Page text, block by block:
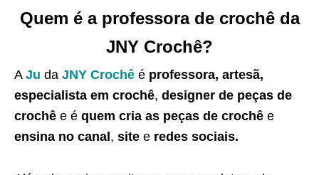
Quem é a professora de crochê da
JNY Crochê?
A Ju da JNY Crochê é professora, artesã,
especialista em crochê, designer de peças de
crochê e é quem cria as peças de crochê e
ensina no canal , site e redes sociais.